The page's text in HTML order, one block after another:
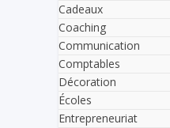
Cadeaux
Coaching
Communication
Comptables
Décoration
Écoles
Entrepreneuriat